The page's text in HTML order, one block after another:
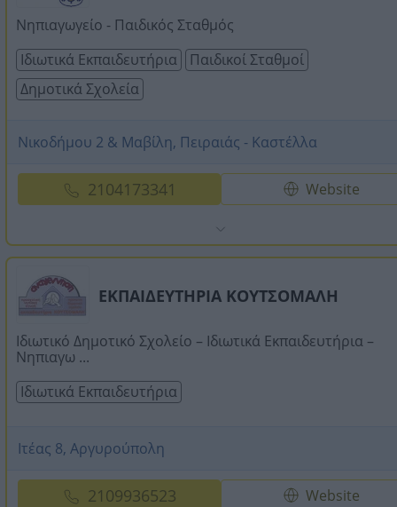
Νηπιαγωγείο - Παιδικός Σταθμός
Ιδιωτικά Εκπαιδευτήρια
Παιδικοί Σταθμοί
Δημοτικά Σχολεία
Νικοδήμου 2 & Μαβίλη, Πειραιάς - Καστέλλα
2104173341 Website
ΕΚΠΑΙΔΕΥΤΗΡΙΑ ΚΟΥΤΣΟΜΑΛΗ
Ιδιωτικό Δημοτικό Σχολείο – Ιδιωτικά Εκπαιδευτήρια –
Νηπιαγω ...
Ιδιωτικά Εκπαιδευτήρια
Ιτέας 8, Αργυρούπολη
2109936523 Website